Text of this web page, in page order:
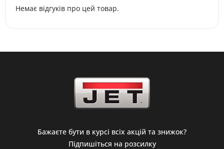
Немає відгуків про цей товар.
Бажаєте бути в курсі всіх акцій та знижок?
Підпишіться на розсилку